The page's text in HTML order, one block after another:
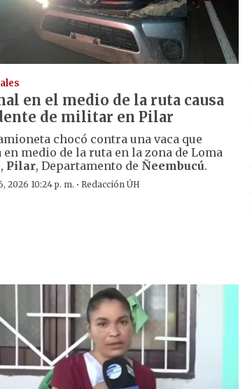
en el medio de la ruta causa
de militar en Pilar
chocó contra una vaca que
en medio de la ruta en la zona de Loma
Pilar, Departamento de Ñeembucú.
2026 10:24 p. m. ·Redacción ÚH